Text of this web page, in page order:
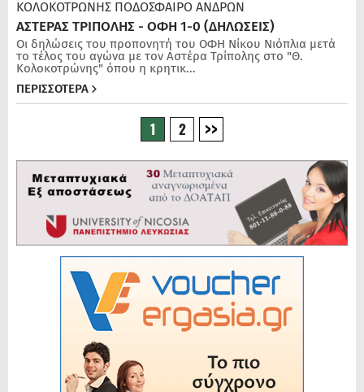
ΚΟΛΟΚΟΤΡΩΝΗΣ ΠΟΔΌΣΦΑΙΡΟ ΑΝΔΡΏΝ
ΑΣΤΕΡΑΣ ΤΡΙΠΟΛΗΣ - ΟΦΗ 1-0 (ΔΗΛΩΣΕΙΣ)
Οι δηλώσεις του προπονητή του ΟΦΗ Νίκου Νιόπλια μετά
το τέλος του αγώνα με τον Αστέρα Τρίπολης στο "Θ.
Κολοκοτρώνης" όπου η κρητικ...
ΠΕΡΙΣΣΟΤΕΡΑ
1 2